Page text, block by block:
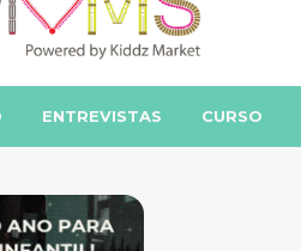
ENTREVISTAS CURSO